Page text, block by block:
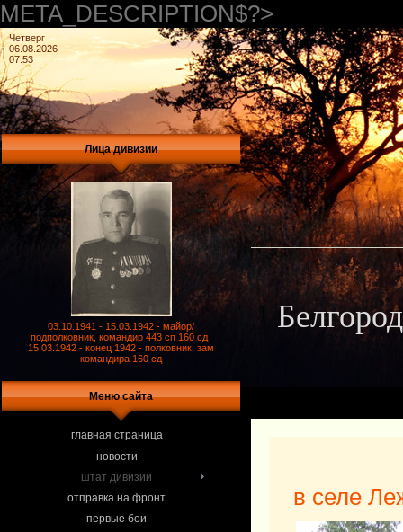
META_DESCRIPTION$?>
Четверг
06.08.2026
07:53
Лица дивизии
03.10.1941 - 15.03.1942 - майор/
подполковник, командир 443 сп 160 сд
15.03.1942 - конец 1942 - полковник, зам
командира 160 сд
Меню сайта
главная страница
новости
штат дивизии
отправка на фронт
первые бои
в селе